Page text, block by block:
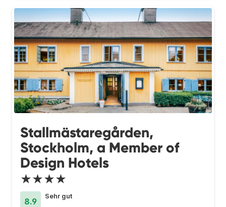
Stallmästaregården,
Stockholm, a Member of
Design Hotels
★★★★
8.9
Sehr gut